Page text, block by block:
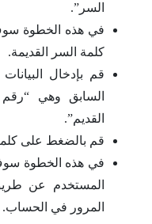
السر”.
في هذه الخطوة سوف
كلمة السر القديمة.
قم بإدخال
السابق وهي “رقم
القديم”.
قم بالضغط على
في هذه الخطوة
المستخدم عن
المرور في الحساب.